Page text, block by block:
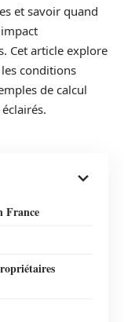
et savoir quand
Cet article explore
conditions
de calcul
France